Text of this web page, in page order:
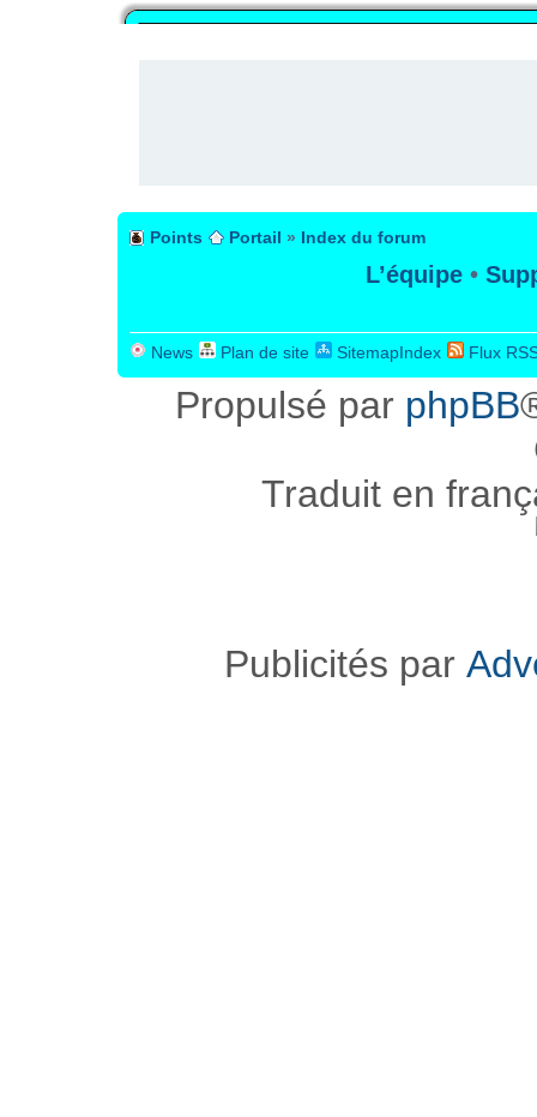
Points Portail » Index du forum
L’équipe •
News Plan de site SitemapIndex Flux
Propulsé par phpBB
Traduit en
Publicités par